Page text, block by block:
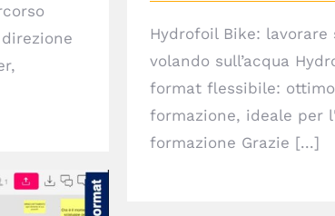
Hydrofoil Bike:
volando sull’acqua
format flessibile:
formazione, ideale per
formazione Grazie [...]